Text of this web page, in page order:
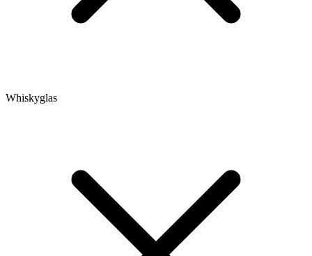
Whiskyglas